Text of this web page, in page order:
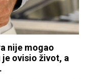
nije mogao
ovisio život, a